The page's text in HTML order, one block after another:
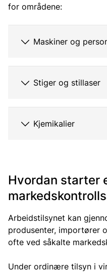
for områdene:
Maskiner og
Stiger og stillaser
Kjemikalier
Hvordan starter
Arbeidstilsynet kan
produsenter, importører
ofte ved såkalte
Under ordinære tilsyn i